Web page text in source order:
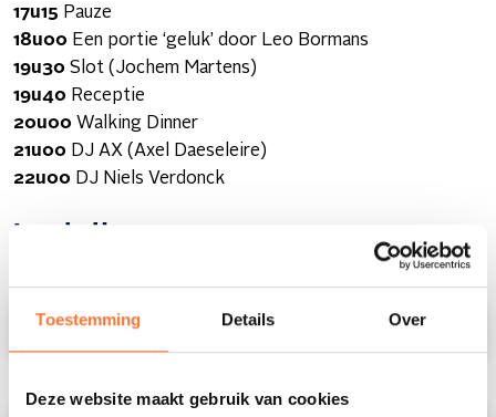
Toestemming Details Over
Deze website maakt gebruik van cookies
17u15 Pauze
18u00 Een portie ‘geluk’ door Leo Bormans
19u30 Slot (Jochem Martens)
19u40 Receptie
20u00 Walking Dinner
21u00 DJ AX (Axel Daeseleire)
22u00 DJ Niels Verdonck